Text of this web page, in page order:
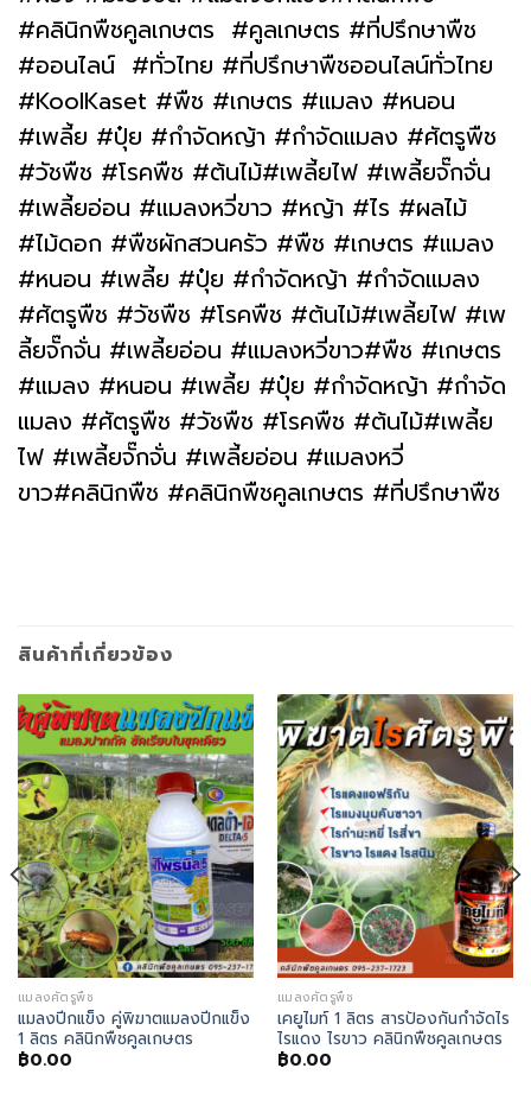
#คลินิกพืชคูลเกษตร #คูลเกษตร #ที่ปรึกษาพืช
#ออนไลน์ #ทั่วไทย #ที่ปรึกษาพืชออนไลน์ทั่วไทย
#KoolKaset #พืช #เกษตร #แมลง #หนอน
#เพลี้ย #ปุ๋ย #กำจัดหญ้า #กำจัดแมลง #ศัตรูพืช
#วัชพืช #โรคพืช #ต้นไม้#เพลี้ยไฟ #เพลี้ยจั๊กจั่น
#เพลี้ยอ่อน #แมลงหวี่ขาว #หญ้า #ไร #ผลไม้
#ไม้ดอก #พืชผักสวนครัว #พืช #เกษตร #แมลง
#หนอน #เพลี้ย #ปุ๋ย #กำจัดหญ้า #กำจัดแมลง
#ศัตรูพืช #วัชพืช #โรคพืช #ต้นไม้#เพลี้ยไฟ #เพ
ลี้ยจั๊กจั่น #เพลี้ยอ่อน #แมลงหวี่ขาว#พืช #เกษตร
#แมลง #หนอน #เพลี้ย #ปุ๋ย #กำจัดหญ้า #กำจัด
แมลง #ศัตรูพืช #วัชพืช #โรคพืช #ต้นไม้#เพลี้ย
ไฟ #เพลี้ยจั๊กจั่น #เพลี้ยอ่อน #แมลงหวี่
ขาว#คลินิกพืช #คลินิกพืชคูลเกษตร #ที่ปรึกษาพืช
สินค้าที่เกี่ยวข้อง
แมลงศัตรูพืช
แมลงปีกแข็ง คู่พิฆาตแมลงปีกแข็ง
1 ลิตร คลินิกพืชคูลเกษตร
฿0.00
แมลงศัตรูพืช
เคยูไมท์ 1 ลิตร สารป้องกันกำจัดไร
ไรแดง ไรขาว คลินิกพืชคูลเกษตร
฿0.00